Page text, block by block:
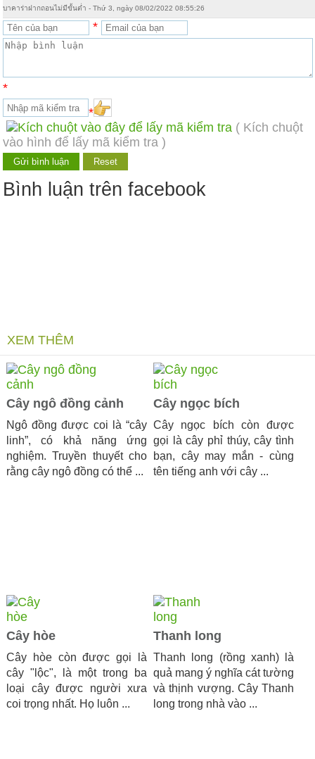
บาคาร่าฝากถอนไม่มีขั้นต่ำ - Thứ 3, ngày 08/02/2022 08:55:26
*
*
*
( Kích chuột
vào hình để lấy mã kiểm tra )
Bình luận trên facebook
XEM THÊM
Cây ngô đồng cảnh
Ngô đồng được coi là “cây
linh”, có khả năng ứng
nghiệm. Truyền thuyết cho
rằng cây ngô đồng có thể ...
Cây ngọc bích
Cây ngọc bích còn được
gọi là cây phỉ thúy, cây tình
bạn, cây may mắn - cùng
tên tiếng anh với cây ...
Cây hòe
Cây hòe còn được gọi là
cây "lộc", là một trong ba
loại cây được người xưa
coi trọng nhất. Họ luôn ...
Thanh long
Thanh long (rồng xanh) là
quả mang ý nghĩa cát tường
và thịnh vượng. Cây Thanh
long trong nhà vào ...